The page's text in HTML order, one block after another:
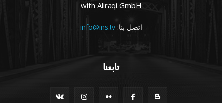
with Aliraqi GmbH
اتصل بنا:info@ins.tv
تابعنا